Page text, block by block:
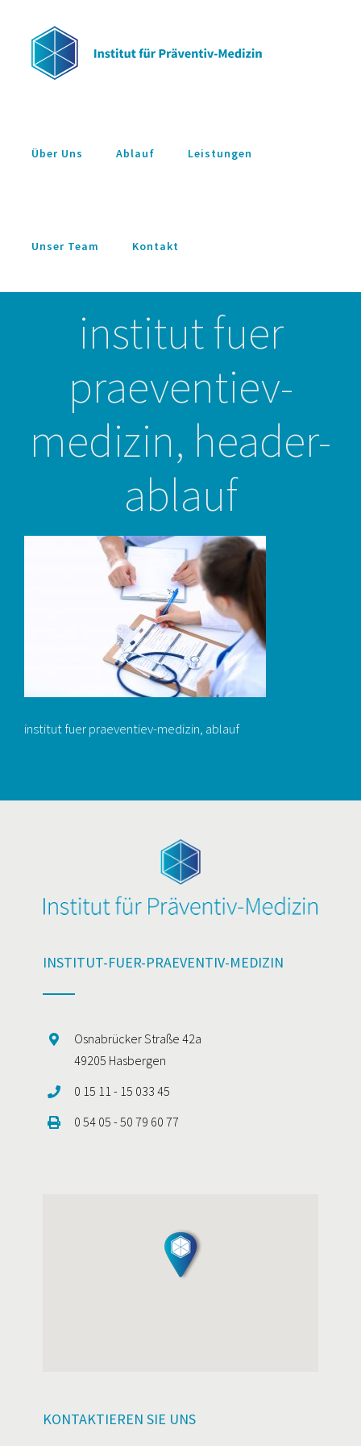
springen
Über Uns Ablauf Leistungen
Unser Team Kontakt
institut fuer
praeventiev-
medizin, header-
ablauf
institut fuer praeventiev-medizin, ablauf
INSTITUT-FUER-PRAEVENTIV-MEDIZIN
Osnabrücker Straße 42a
49205 Hasbergen
0 15 11 - 15 033 45
0 54 05 - 50 79 60 77
KONTAKTIEREN SIE UNS